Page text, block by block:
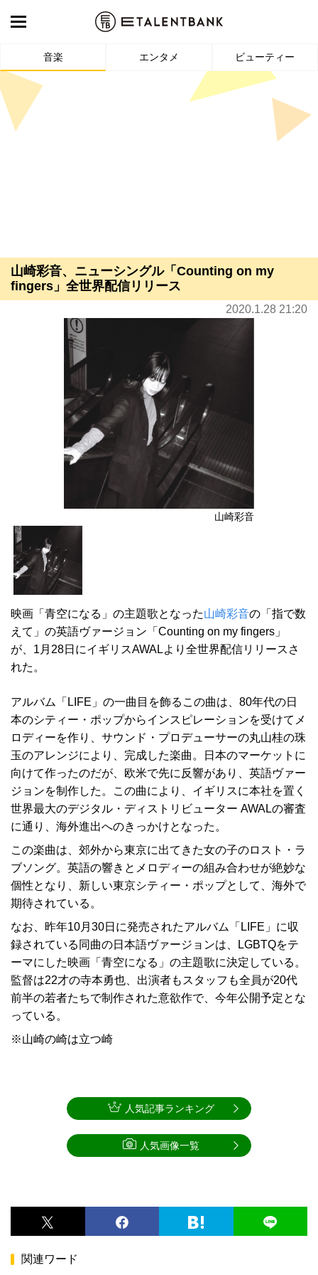
音楽 エンタメ ビューティー
山崎彩音、ニューシングル「Counting on my
fingers」全世界配信リリース
2020.1.28 21:20
山崎彩音
映画「青空になる」の主題歌となった山崎彩音の「指で数
えて」の英語ヴァージョン「Counting on my fingers」
が、1月28日にイギリスAWALより全世界配信リリースさ
れた。
アルバム「LIFE」の一曲目を飾るこの曲は、80年代の日
本のシティー・ポップからインスピレーションを受けてメ
ロディーを作り、サウンド・プロデューサーの丸山桂の珠
玉のアレンジにより、完成した楽曲。日本のマーケットに
向けて作ったのだが、欧米で先に反響があり、英語ヴァー
ジョンを制作した。この曲により、イギリスに本社を置く
世界最大のデジタル・ディストリビューター AWALの審査
に通り、海外進出へのきっかけとなった。
この楽曲は、郊外から東京に出てきた女の子のロスト・ラ
ブソング。英語の響きとメロディーの組み合わせが絶妙な
個性となり、新しい東京シティー・ポップとして、海外で
期待されている。
なお、昨年10月30日に発売されたアルバム「LIFE」に収
録されている同曲の日本語ヴァージョンは、LGBTQをテ
ーマにした映画「青空になる」の主題歌に決定している。
監督は22才の寺本勇也、出演者もスタッフも全員が20代
前半の若者たちで制作された意欲作で、今年公開予定とな
っている。
※山崎の崎は立つ崎
関連ワード
人気記事ランキング
人気画像一覧